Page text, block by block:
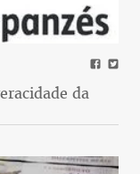
da